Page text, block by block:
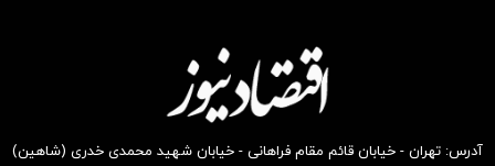
آدرس: تهران - خیابان قائم مقام فراهانی - خیابان شهید محمدی خدری (شاهین)